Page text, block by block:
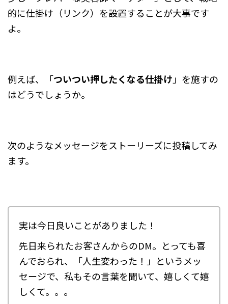
的に仕掛け（リンク）を設置することが大事です
よ。
例えば、「ついつい押したくなる仕掛け」を施すの
はどうでしょうか。
次のようなメッセージをストーリーズに投稿してみ
ます。
実は今日良いことがありました！
先日来られたお客さんからのDM。とっても喜
んでおられ、「人生変わった！」というメッ
セージで、私もその言葉を聞いて、嬉しくて嬉
しくて。。。